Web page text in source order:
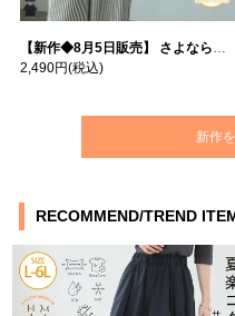
【新作◆8月5日販売】 さよなら猛暑 涼しさを着る 遮熱 接触冷感 吸水・速乾 五分袖 コンフォートメッシュ 配色レイヤード 風ゆる Tシャツ | 大きいサイズの通販ならハッピーマリリン
2,490円(税込)
新作
RECOMMEND/TREND